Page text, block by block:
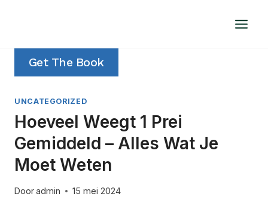
Get The Book
UNCATEGORIZED
Hoeveel Weegt 1 Prei
Gemiddeld – Alles Wat Je
Moet Weten
Dooradmin 15 mei 2024